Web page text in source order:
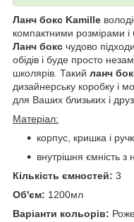
Ланч бокс Kamille
компактними розмірами
Ланч бокс чудово
обідів і буде просто
школярів. Такий ланч
дизайнерську коробку і
для Ваших близьких і
Матеріал:
корпус, кришка і
внутрішня ємність з
Кількість ємностей: 3
Об'єм: 1200мл
Варіанти кольорів: